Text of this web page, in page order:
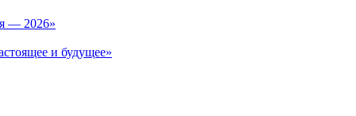
— 2026»
и будущее»